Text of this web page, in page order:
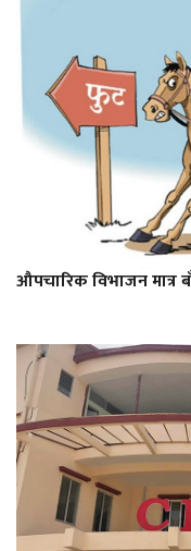
औपचारिक विभाजन मात्र